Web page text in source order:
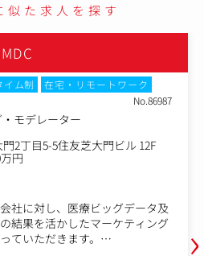
似た求人を探す
イム制
在宅・リモートワーク
No.86987
モデレーター
2丁目5-5住友芝大門ビル 12F
円
社に対し、医療ビッグデータ及
結果を活かしたマーケティング
ていただきます。
›